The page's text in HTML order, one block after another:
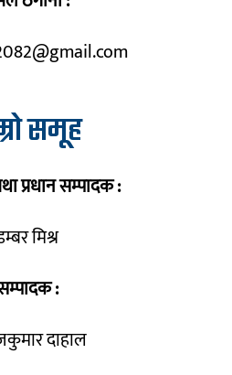
समूह
प्रधान सम्पादक :
मिश्र
:
दाहाल